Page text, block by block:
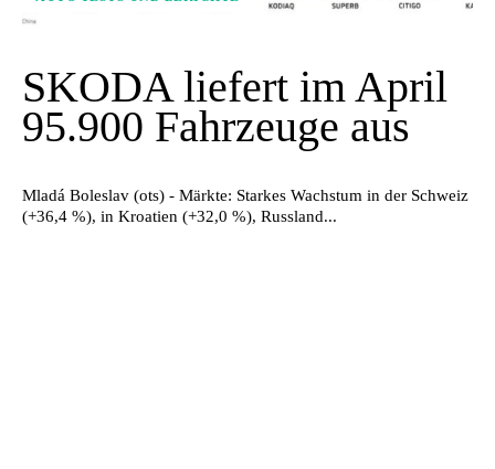
SKODA liefert im April
95.900 Fahrzeuge aus
Mladá Boleslav (ots) - Märkte: Starkes Wachstum in der Schweiz
(+36,4 %), in Kroatien (+32,0 %), Russland...